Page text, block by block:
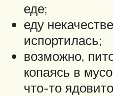
еде;
еду
испортилась;
возможно,
копаясь в
что-то